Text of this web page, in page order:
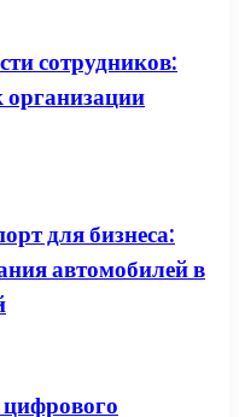
сотрудников:
организации
для бизнеса:
автомобилей в
цифрового